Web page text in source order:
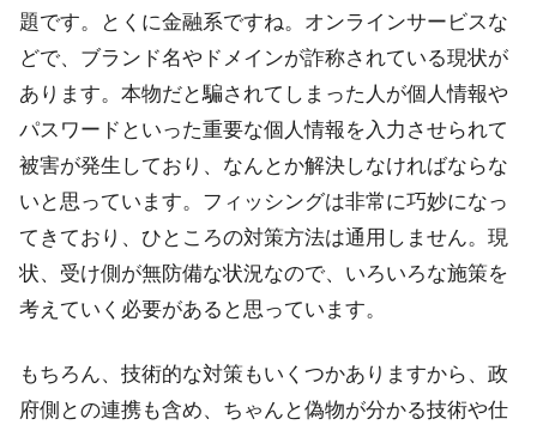
題です。とくに金融系ですね。オンラインサービスな
どで、ブランド名やドメインが詐称されている現状が
あります。本物だと騙されてしまった人が個人情報や
パスワードといった重要な個人情報を入力させられて
被害が発生しており、なんとか解決しなければならな
いと思っています。フィッシングは非常に巧妙になっ
てきており、ひところの対策方法は通用しません。現
状、受け側が無防備な状況なので、いろいろな施策を
考えていく必要があると思っています。
もちろん、技術的な対策もいくつかありますから、政
府側との連携も含め、ちゃんと偽物が分かる技術や仕